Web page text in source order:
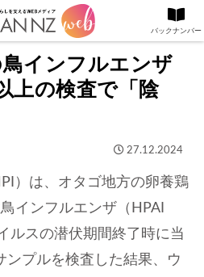
鳥インフルエンザ
上の検査で「陰
27.12.2024
）は、オタゴ地方の卵養鶏
インフルエンザ（HPAI
ルスの潜伏期間終了時に当
ンプルを検査した結果、ウ
バックナンバー